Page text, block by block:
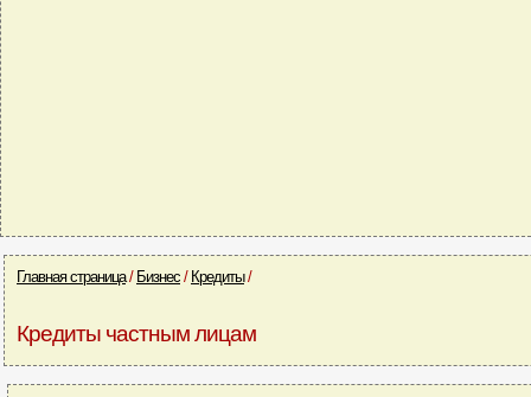
Главная страница/ Бизнес / Кредиты/
Кредиты частным лицам